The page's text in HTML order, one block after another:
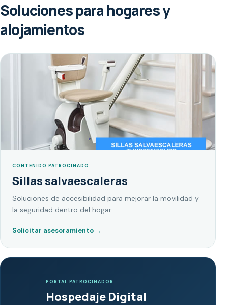
Soluciones para hogares y
alojamientos
CONTENIDO PATROCINADO
Sillas salvaescaleras
Soluciones de accesibilidad para mejorar la movilidad y
la seguridad dentro del hogar.
Solicitar asesoramiento →
PORTAL PATROCINADOR
Hospedaje Digital